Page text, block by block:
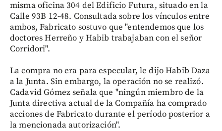
misma oficina 304 del Edificio Futura, situado en la
Calle 93B 12-48. Consultada sobre los vínculos entre
ambos, Fabricato sostuvo que "entendemos que los
doctores Herreño y Habib trabajaban con el señor
Corridori".
La compra no era para especular, le dijo Habib Daza
a la Junta. Sin embargo, la operación no se realizó.
Cadavid Gómez señala que "ningún miembro de la
Junta directiva actual de la Compañía ha comprado
acciones de Fabricato durante el período posterior a
la mencionada autorización".